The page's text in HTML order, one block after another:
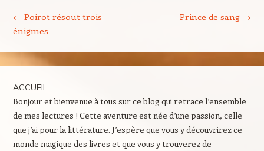
← Poirot résout trois
énigmes
Prince de sang →
ACCUEIL
Bonjour et bienvenue à tous sur ce blog qui retrace l’ensemble
de mes lectures ! Cette aventure est née d’une passion, celle
que j’ai pour la littérature. J’espère que vous y découvrirez ce
monde magique des livres et que vous y trouverez de